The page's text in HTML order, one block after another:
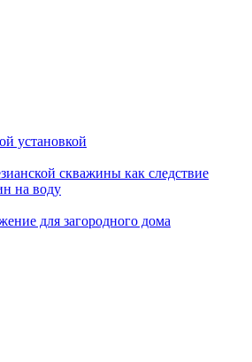
установкой
скважины как следствие
на воду
для загородного дома